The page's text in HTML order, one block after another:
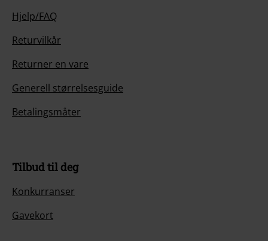
Hjelp/FAQ
Returvilkår
Returner en vare
Generell størrelsesguide
Betalingsmåter
Tilbud til deg
Konkurranser
Gavekort